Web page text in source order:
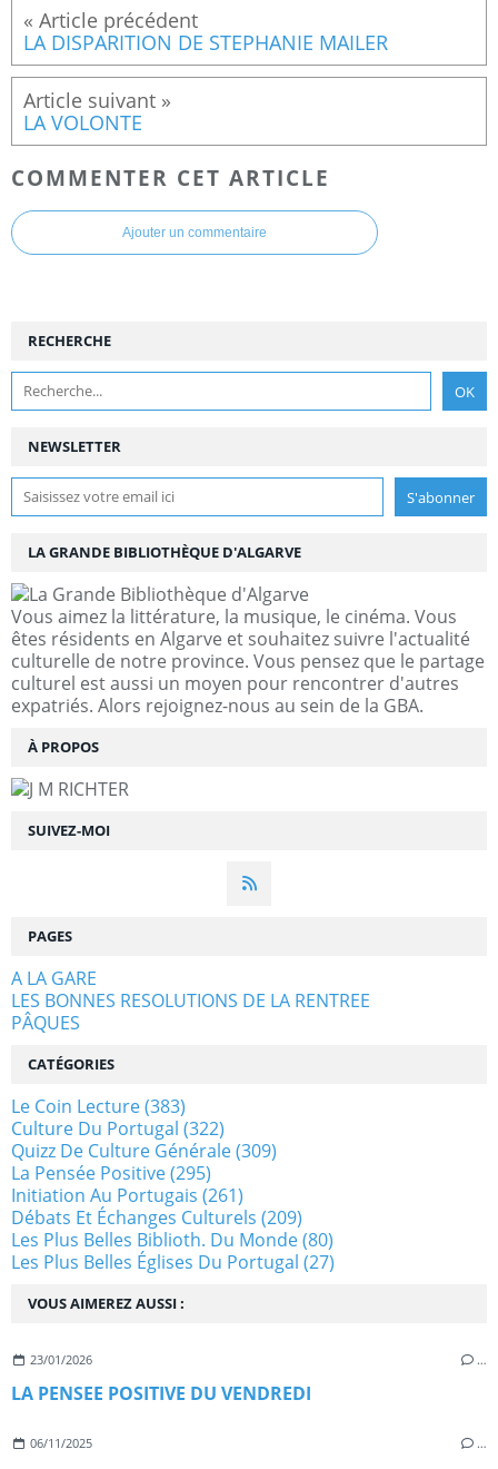
LA DISPARITION DE STEPHANIE MAILER
LA VOLONTE
COMMENTER CET ARTICLE
Ajouter un commentaire
NEWSLETTER
SUIVEZ-MOI
RECHERCHE
LA GRANDE BIBLIOTHÈQUE D'ALGARVE
Vous aimez la littérature, la musique, le cinéma. Vous
êtes résidents en Algarve et souhaitez suivre l'actualité
culturelle de notre province. Vous pensez que le partage
culturel est aussi un moyen pour rencontrer d'autres
expatriés. Alors rejoignez-nous au sein de la GBA.
À PROPOS
VOUS AIMEREZ AUSSI :
23/01/2026 …
LA PENSEE POSITIVE DU VENDREDI
06/11/2025 …
PAGES
A LA GARE
LES BONNES RESOLUTIONS DE LA RENTREE
PÂQUES
CATÉGORIES
Le Coin Lecture(383)
Culture Du Portugal (322)
Quizz De Culture Générale(309)
La Pensée Positive(295)
Initiation Au Portugais (261)
Débats Et Échanges Culturels (209)
Les Plus Belles Biblioth. Du Monde(80)
Les Plus Belles Églises Du Portugal (27)